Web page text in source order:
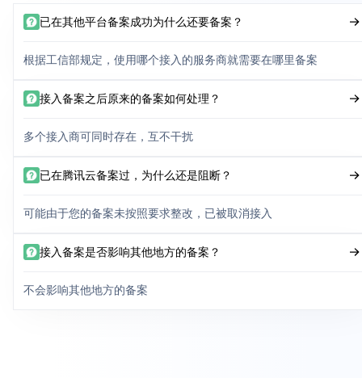
已在其他平台备案成功为什么还要备案？
根据工信部规定，使用哪个接入的服务商就需要在哪里备案
接入备案之后原来的备案如何处理？
多个接入商可同时存在，互不干扰
已在腾讯云备案过，为什么还是阻断？
可能由于您的备案未按照要求整改，已被取消接入
接入备案是否影响其他地方的备案？
不会影响其他地方的备案